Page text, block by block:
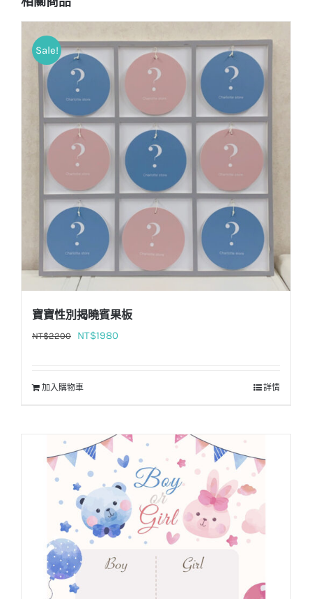
Sale!
寶寶性別揭曉賓果板
NT$2200
原
格：
NT$1980
加入購物車 詳情